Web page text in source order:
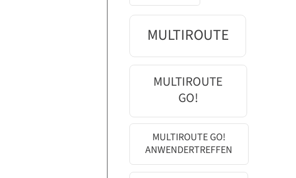
MULTIROUTE
MULTIROUTE
GO!
MULTIROUTE GO!
ANWENDERTREFFEN